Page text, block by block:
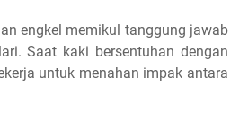
engkel memikul tanggung jawab
Saat kaki bersentuhan dengan
untuk menahan impak antara